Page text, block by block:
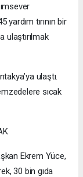
yardım tırının bir
ulaştırılmak
ulaştı.
sıcak
Ekrem Yüce,
30 bin gıda